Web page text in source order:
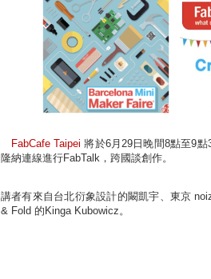
FabCafe Taipei 將於6月29日晚間8點至9
隆納連線進行FabTalk，跨國談創作。
講者有來自台北衍象設計的闞凱宇、東京
& Fold 的Kinga Kubowicz。